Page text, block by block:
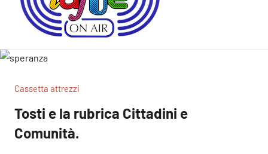
Cassetta attrezzi
Tosti e la rubrica Cittadini e
Comunità.